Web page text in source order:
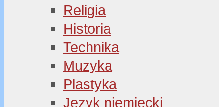
Religia
Historia
Technika
Muzyka
Plastyka
Język niemiecki